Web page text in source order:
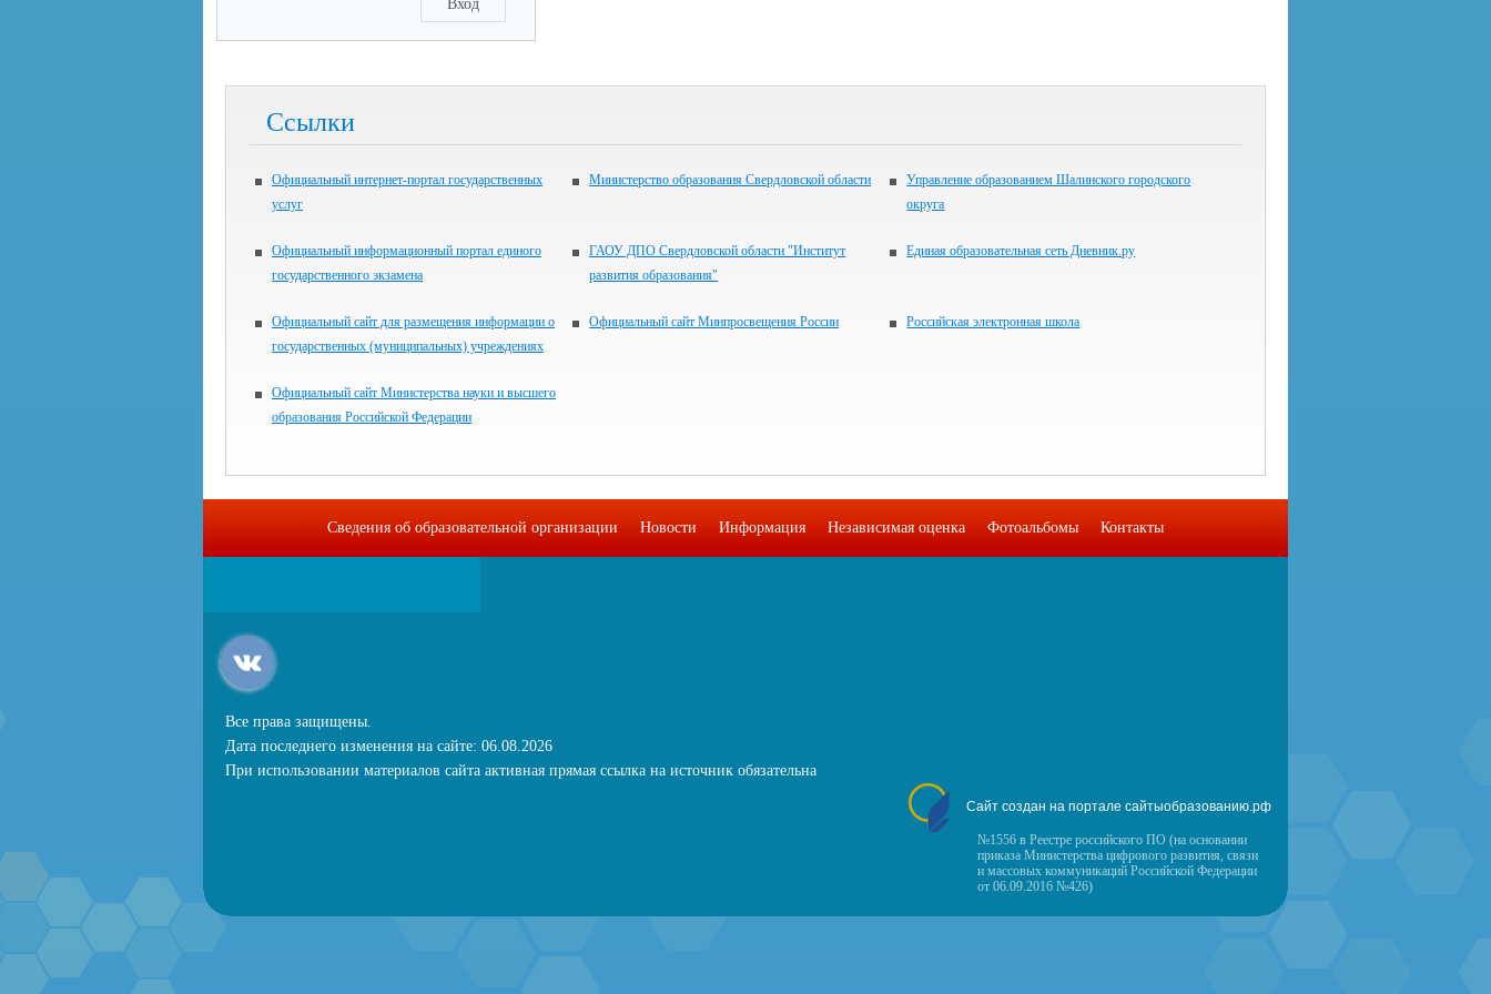
Вход
Ссылки
Официальный интернет-портал государственных
услуг
Министерство образования Свердловской области
Управление образованием Шалинского городского
округа
Официальный информационный портал единого
государственного экзамена
ГАОУ ДПО Свердловской области "Институт
развития образования"
Единая образовательная сеть Дневник.ру
Официальный сайт для размещения информации о
государственных (муниципальных) учреждениях
Официальный сайт Минпросвещения России Российская электронная школа
Официальный сайт Министерства науки и высшего
образования Российской Федерации
Сведения об образовательной организации Новости Информация Независимая оценка Фотоальбомы Контакты
Все права защищены.
Дата последнего изменения на сайте: 06.08.2026
При использовании материалов сайта активная прямая ссылка на источник обязательна
Сайт создан на портале сайтыобразованию.рф
№1556 в Реестре российского ПО (на основании
приказа Министерства цифрового развития, связи
и массовых коммуникаций Российской Федерации
от 06.09.2016 №426)